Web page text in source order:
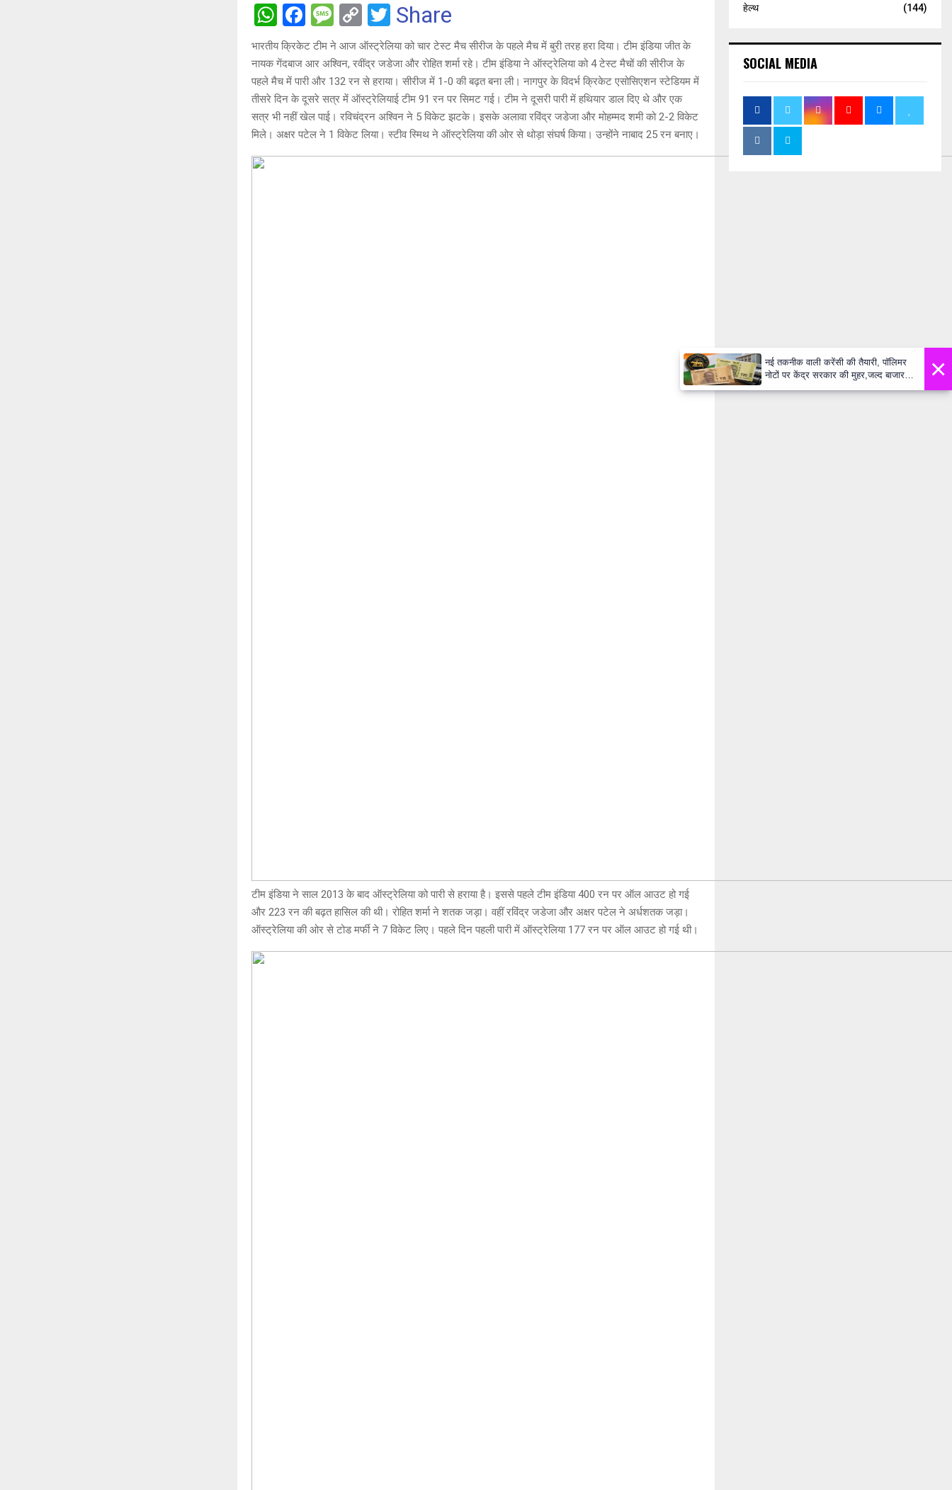
W
h
at
s
A
p
p
F
a
ce
b
o
o
k
M
es
s
a
g
e
C
o
py
Li
n
k
T
wi
tt
er
Share
भारतीय क्रिकेट टीम ने आज ऑस्ट्रेलिया को चार टेस्ट मैच सीरीज के पहले मैच में बुरी तरह हरा दिया। टीम इंडिया जीत के
नायक गेंदबाज आर अश्विन, रवींद्र जडेजा और रोहित शर्मा रहे। टीम इंडिया ने ऑस्ट्रेलिया को 4 टेस्ट मैचों की सीरीज के
पहले मैच में पारी और 132 रन से हराया। सीरीज में 1-0 की बढ़त बना ली। नागपुर के विदर्भ क्रिकेट एसोसिएशन स्टेडियम में
तीसरे दिन के दूसरे सत्र में ऑस्ट्रेलियाई टीम 91 रन पर सिमट गई। टीम ने दूसरी पारी में हथियार डाल दिए थे और एक
सत्र भी नहीं खेल पाई। रविचंद्रन अश्विन ने 5 विकेट झटके। इसके अलावा रविंद्र जडेजा और मोहम्मद शमी को 2-2 विकेट
मिले। अक्षर पटेल ने 1 विकेट लिया। स्टीव स्मिथ ने ऑस्ट्रेलिया की ओर से थोड़ा संघर्ष किया। उन्होंने नाबाद 25 रन बनाए।
टीम इंडिया ने साल 2013 के बाद ऑस्ट्रेलिया को पारी से हराया है। इससे पहले टीम इंडिया 400 रन पर ऑल आउट हो गई
और 223 रन की बढ़त हासिल की थी। रोहित शर्मा ने शतक जड़ा। वहीं रविंद्र जडेजा और अक्षर पटेल ने अर्धशतक जड़ा।
ऑस्ट्रेलिया की ओर से टोड मर्फी ने 7 विकेट लिए। पहले दिन पहली पारी में ऑस्ट्रेलिया 177 रन पर ऑल आउट हो गई थी।
हेल्थ
(144)
SOCIAL MEDIA
×
नई तकनीक वाली करेंसी की तैयारी, पॉलिमर
नोटों पर केंद्र सरकार की मुहर,जल्द बाजार में
दिखेंगे प्लास्टिक के ₹10 और ₹20 के नोट -